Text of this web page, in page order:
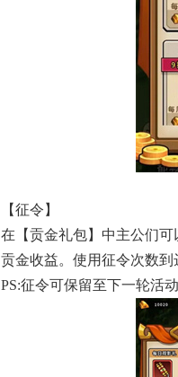
【征令】
在【贡金礼包】中主公们
贡金收益。使用征令次数
PS:征令可保留至下一轮活